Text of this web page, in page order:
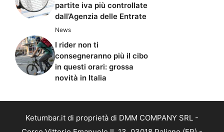
partite iva più controllate
dall’Agenzia delle Entrate
News
I rider non ti
consegneranno più il cibo
in questi orari: grossa
novità in Italia
Ketumbar.it di proprietà di DMM COMPANY SRL -